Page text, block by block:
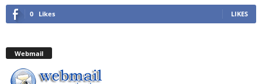
0 Likes LIKES
Webmail